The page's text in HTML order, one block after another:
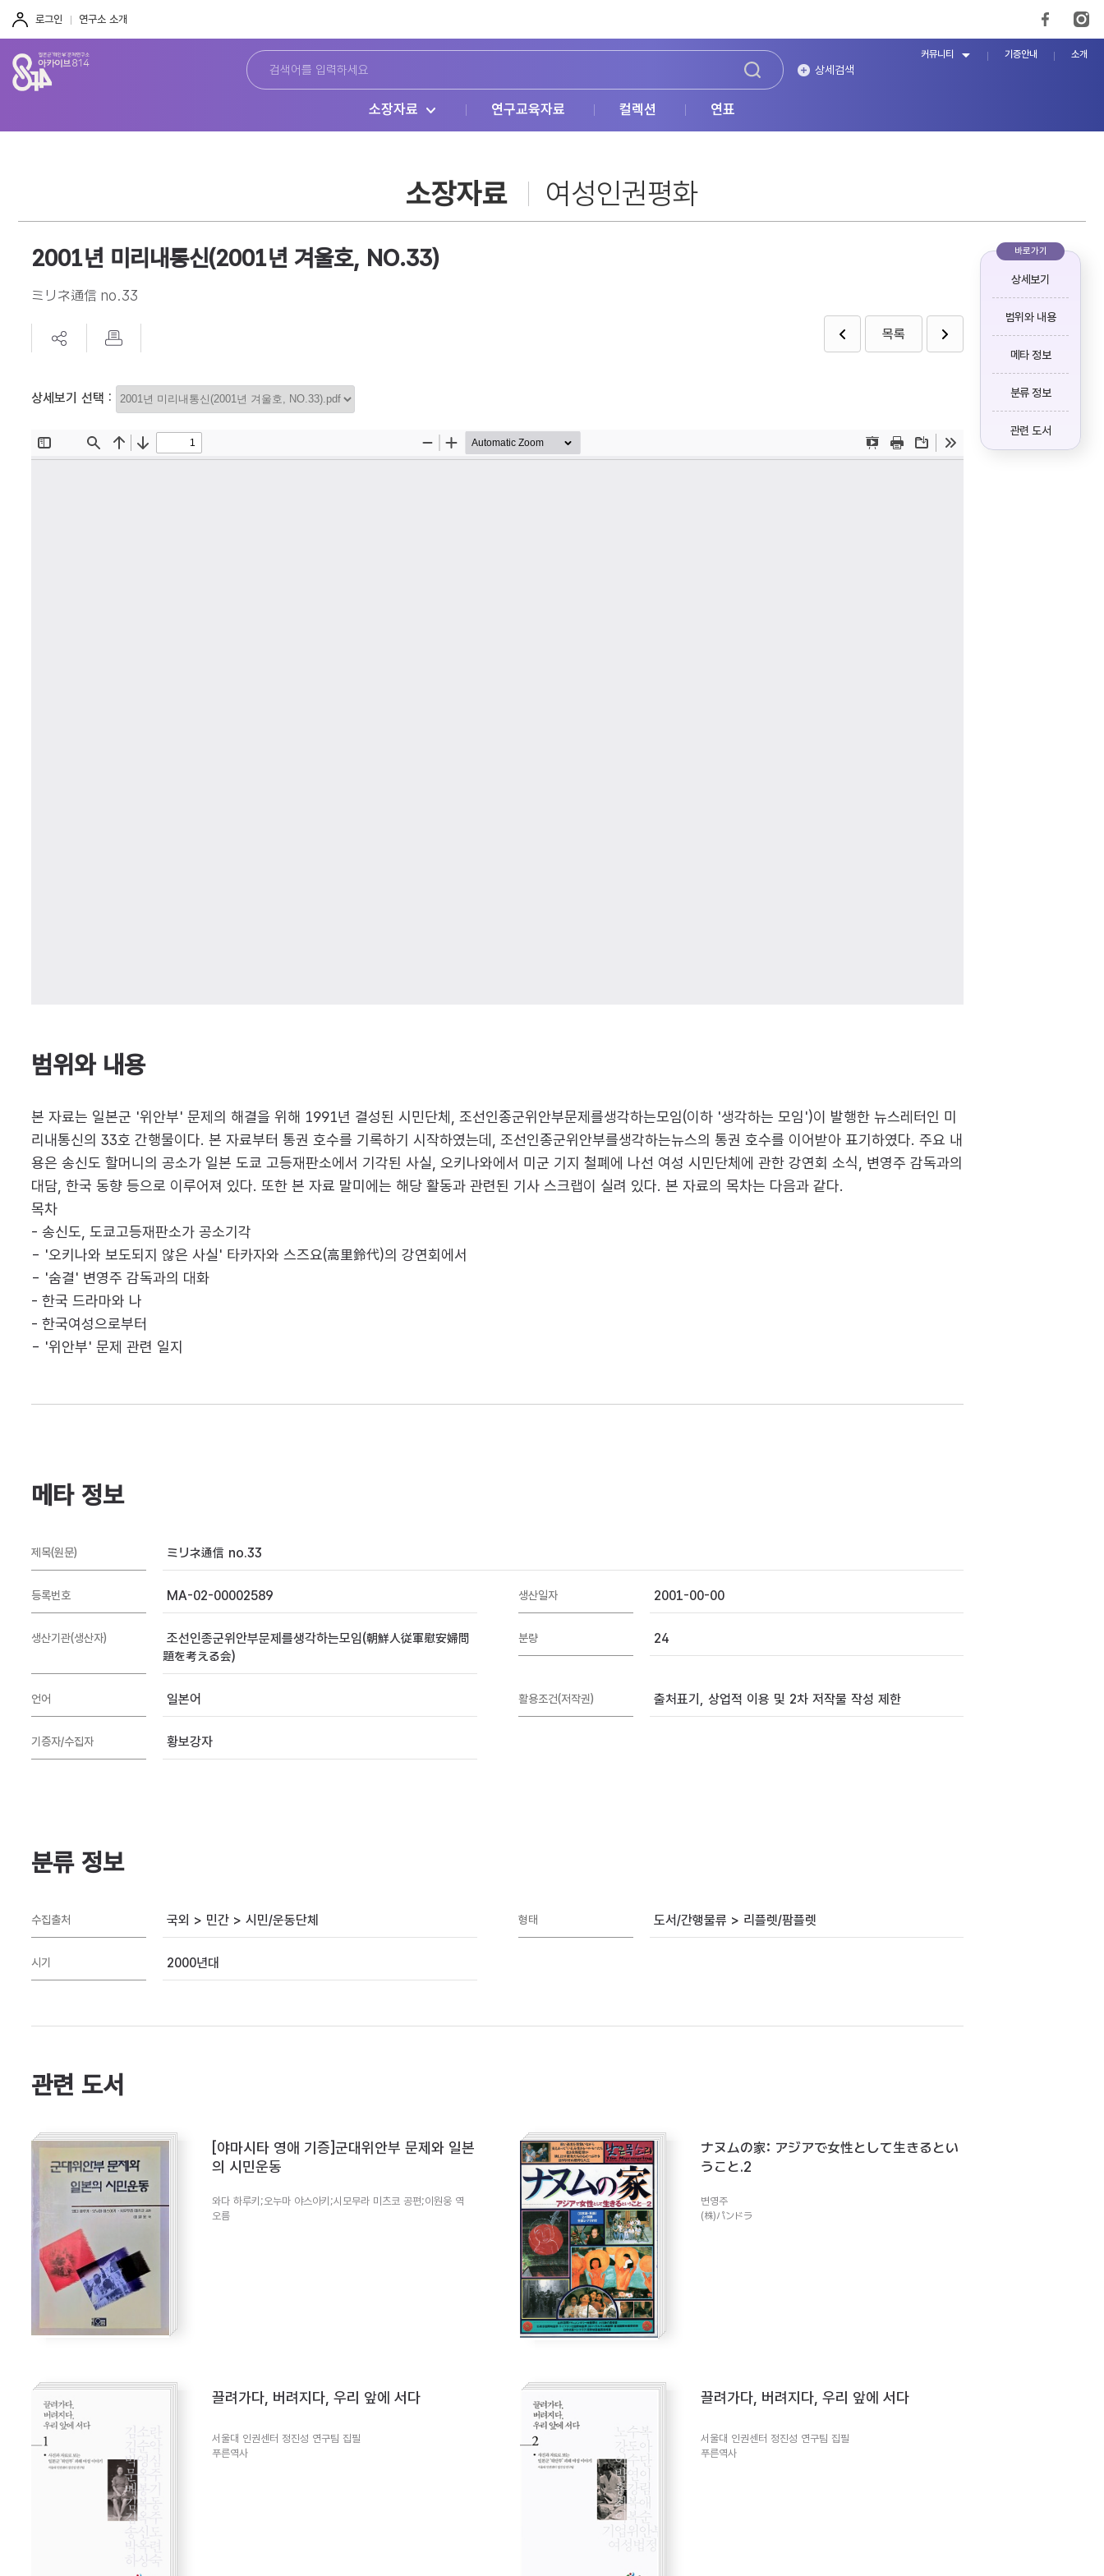
로그인 연구소 소개
상세검색
소장자료 연구교육자료 컬렉션 연표
커뮤니티 기증안내 소개
소장자료 여성인권평화
2001년 미리내통신(2001년 겨울호, NO.33)
ミリネ通信 no.33
목록
상세보기 선택 :
범위와 내용
본 자료는 일본군 '위안부' 문제의 해결을 위해 1991년 결성된 시민단체, 조선인종군위안부문제를생각하는모임(이하 '생각하는 모임')이 발행한 뉴스레터인 미
리내통신의 33호 간행물이다. 본 자료부터 통권 호수를 기록하기 시작하였는데, 조선인종군위안부를생각하는뉴스의 통권 호수를 이어받아 표기하였다. 주요 내
용은 송신도 할머니의 공소가 일본 도쿄 고등재판소에서 기각된 사실, 오키나와에서 미군 기지 철폐에 나선 여성 시민단체에 관한 강연회 소식, 변영주 감독과의
대담, 한국 동향 등으로 이루어져 있다. 또한 본 자료 말미에는 해당 활동과 관련된 기사 스크랩이 실려 있다. 본 자료의 목차는 다음과 같다.
목차
- 송신도, 도쿄고등재판소가 공소기각
- '오키나와 보도되지 않은 사실' 타카자와 스즈요(高里鈴代)의 강연회에서
- '숨결' 변영주 감독과의 대화
- 한국 드라마와 나
- 한국여성으로부터
- '위안부' 문제 관련 일지
메타 정보
제목(원문) ミリネ通信 no.33
등록번호 MA-02-00002589 생산일자 2001-00-00
생산기관(생산자)
조선인종군위안부문제를생각하는모임(朝鮮人従軍慰安婦問
題を考える会)
분량 24
언어 일본어 활용조건(저작권) 출처표기, 상업적 이용 및 2차 저작물 작성 제한
기증자/수집자 황보강자
분류 정보
수집출처 국외 > 민간 > 시민/운동단체 형태 도서/간행물류 > 리플렛/팜플렛
시기 2000년대
관련 도서
[야마시타 영애 기증]군대위안부 문제와 일본
의 시민운동
와다 하루키;오누마 야스아키;시모무라 미츠코 공편;이원웅 역
오름
ナヌムの家: アジアで女性として生きるとい
うこと.2
변영주
(株)パンドラ
끌려가다, 버려지다, 우리 앞에 서다
서울대 인권센터 정진성 연구팀 집필
푸른역사
끌려가다, 버려지다, 우리 앞에 서다
서울대 인권센터 정진성 연구팀 집필
푸른역사
바로가기
상세보기
범위와 내용
메타 정보
분류 정보
관련 도서